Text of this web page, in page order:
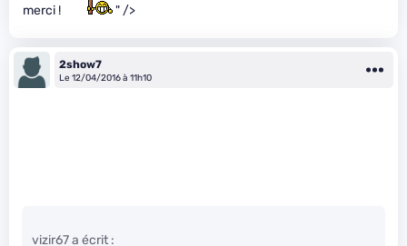
merci ! " />
2show7
Le 12/04/2016 à 11h10
vizir67 a écrit :